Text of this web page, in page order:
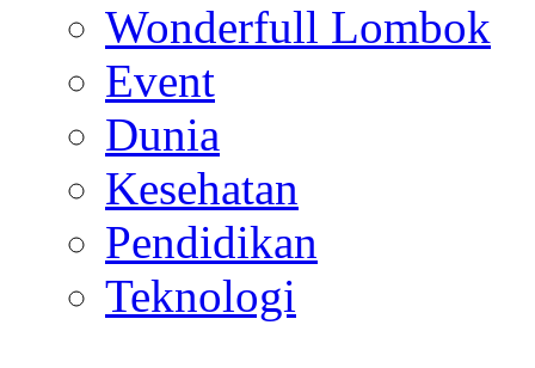
Wonderfull Lombok
Event
Dunia
Kesehatan
Pendidikan
Teknologi